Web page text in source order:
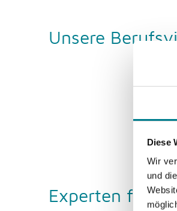
Diese
Wir
und
Unsere
Experten für